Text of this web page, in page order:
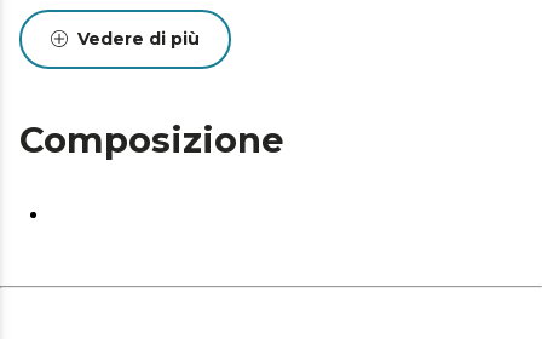
Vedere di più
Composizione